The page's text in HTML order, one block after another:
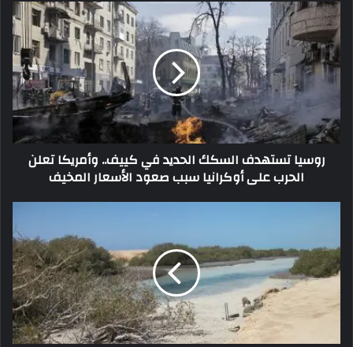
روسيا تستهدف السكك الحديد في كييف.. وأمريكا تعلن
الحرب على أوكرانيا سبب صعود الأسعار المخيف